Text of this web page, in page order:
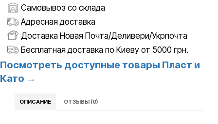
Самовывоз со склада
Адресная доставка
Доставка Новая Почта/Деливери/Укрпочта
Бесплатная доставка по Киеву от 5000 грн.
Посмотреть доступные товары Пласт и
Като →
ОПИСАНИЕ ОТЗЫВЫ (0)